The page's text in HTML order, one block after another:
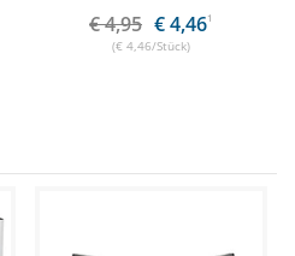
€ 4,95 € 4,461
(€ 4,46/Stück)